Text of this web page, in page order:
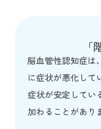
脳血管性認知症は
に症状が悪化して
症状が安定してい
加わることがあり